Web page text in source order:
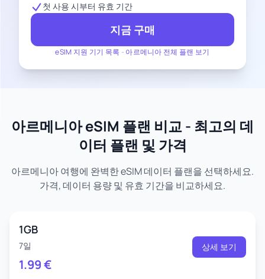
eSIM 지원 기기 목록 - 아르메니아 전체 플랜 보기
첫 사용 시부터 유효 기간
지금 구매
아르메니아 eSIM 플랜 비교 - 최고의 데
이터 플랜 및 가격
아르메니아 여행에 완벽한 eSIM 데이터 플랜을 선택하세요.
가격, 데이터 용량 및 유효 기간을 비교하세요.
1GB
7일
1.99€
상세 보기